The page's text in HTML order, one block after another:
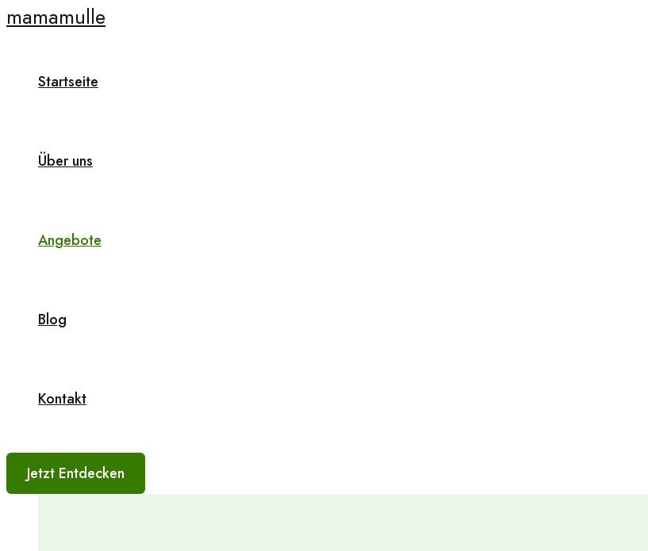
Zum
mamamulle
Startseite
Über uns
Angebote
Blog
Kontakt
Jetzt Entdecken